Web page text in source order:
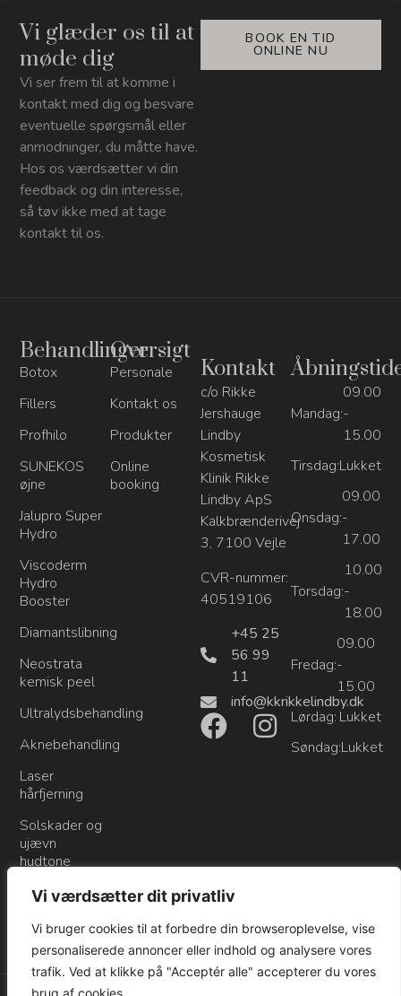
Vi værdsætter dit privatliv
Vi bruger cookies til at forbedre din browseroplevelse, vise
personaliserede annoncer eller indhold og analysere vores
trafik. Ved at klikke på "Acceptér alle" accepterer du vores
brug af cookies.
Vi glæder os til at
møde dig
Vi ser frem til at komme i
kontakt med dig og besvare
eventuelle spørgsmål eller
anmodninger, du måtte have.
Hos os værdsætter vi din
feedback og din interesse,
så tøv ikke med at tage
kontakt til os.
BOOK EN TID
ONLINE NU
Behandlinger
Botox
Fillers
Profhilo
SUNEKOS
øjne
Jalupro Super
Hydro
Viscoderm
Hydro
Booster
Diamantslibning
Neostrata
kemisk peel
Ultralydsbehandling
Aknebehandling
Laser
hårfjerning
Solskader og
ujævn
hudtone
Karsprængninger
Prisliste
Oversigt
Personale
Kontakt os
Produkter
Online
booking
Kontakt
c/o Rikke
Jershauge
Lindby
Kosmetisk
Klinik Rikke
Lindby ApS
Kalkbrænderivej
3, 7100 Vejle
CVR-nummer:
40519106
+45 25
56 99
11
info@kkrikkelindby.dk
Mandag:
09.00
-
15.00
Tirsdag:Lukket
Onsdag:
09.00
-
17.00
Torsdag:
10.00
-
18.00
Fredag:
09.00
-
15.00
Lørdag: Lukket
Søndag:Lukket